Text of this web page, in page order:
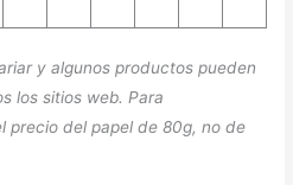
y algunos productos pueden
los sitios web. Para
precio del papel de 80g, no de